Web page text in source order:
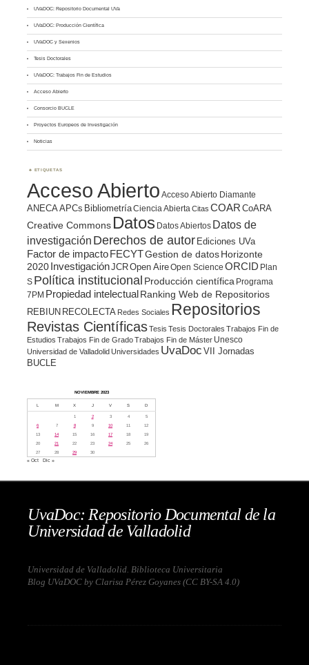
UVaDOC: Repositorio Documental UVa
UVaDOC: Producción Científica
UVaDOC y Sexenios
Tesis Doctorales
UVaDOC: Trabajos Fin de Estudios
Acceso Abierto
Consorcio BUCLE
Proyectos Europeos de Investigación
Noticias
ETIQUETAS
Acceso Abierto Acceso Abierto Diamante
ANECAAPCs BibliometríaCiencia Abierta Citas COAR CoARA
Creative Commons Datos Datos Abiertos Datos de
investigación Derechos de autor Ediciones UVa
Factor de impacto FECYTGestion de datosHorizonte
2020 InvestigaciónJCROpen AireOpen Science ORCID Plan
S Política institucional Producción científica Programa
7PM Propiedad intelectualRanking Web de Repositorios
REBIUN RECOLECTA Redes Sociales Repositorios
Revistas CientíficasTesis Tesis Doctorales Trabajos Fin de
Estudios Trabajos Fin de GradoTrabajos Fin de Máster Unesco
Universidad de Valladolid Universidades UvaDoc VII Jornadas
BUCLE
NOVIEMBRE 2023
L M X J V S D
1 2 3 4
5
6
7 8 9 10 11
12
13
14 15 16 17 18
19
20
21 22 23 24 25
26
27
28 29 30
« Oct Dic »
UvaDoc: Repositorio Documental de la
Universidad de Valladolid
Universidad de Valladolid. Biblioteca Universitaria
Blog UVaDOC by Clarisa Pérez Goyanes (CC BY-SA 4.0)